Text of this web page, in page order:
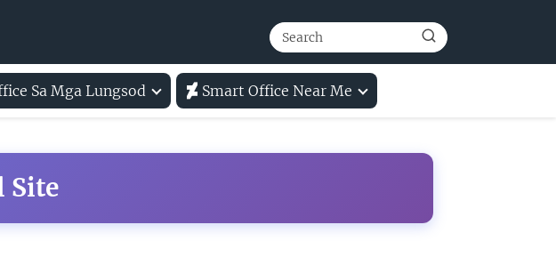
Sa Mga Lungsod Smart Office Near Me
Site